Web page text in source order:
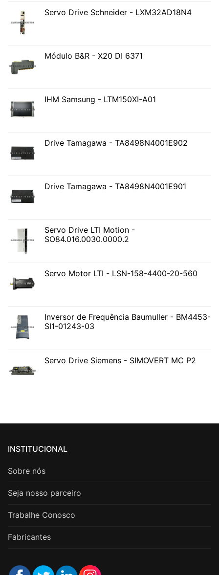
Servo Drive Schneider - LXM32AD18N4
Módulo B&R - X20 DI 6371
IHM Samsung - LTM150XI-A01
Drive Tamagawa - TA8498N4001E902
Drive Tamagawa - TA8498N4001E901
Servo Drive LTI Motion -
SO84.016.0030.0000.2
Servo Motor LTI - LSN-158-4400-20-560
Inversor de Frequência Baumuller - BM4453-
SI1-01243-03
Servo Drive Siemens - SIMOVERT MC P2
INSTITUCIONAL
Sobre nós
Seja nosso parceiro
Trabalhe Conosco
Fabricantes